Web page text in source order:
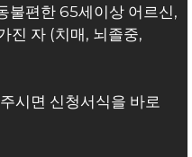
불편한 65세이상 어르신,
진 자 (치매, 뇌졸중,
시면 신청서식을 바로